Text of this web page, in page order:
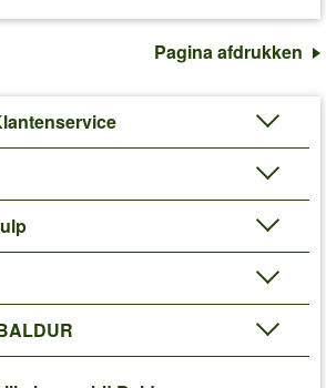
Pagina afdrukken